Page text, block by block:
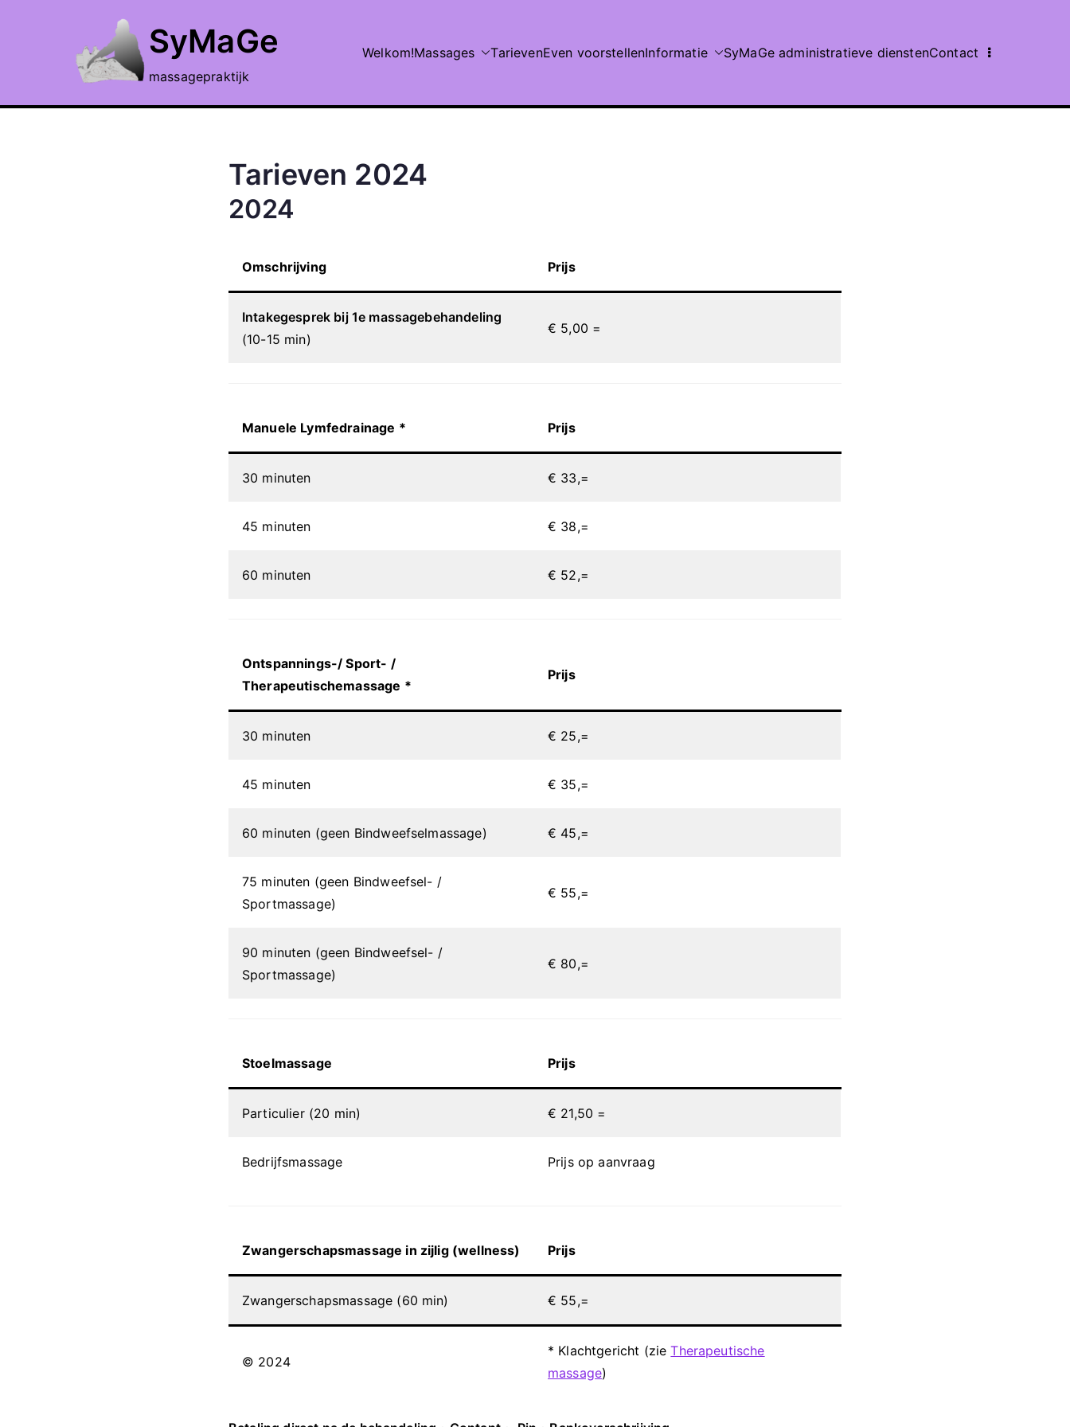
SyMaGe
massagepraktijk
Welkom!Massages TarievenEven voorstellenInformatie SyMaGe administratieve dienstenContact
Tarieven 2024
2024
Omschrijving Prijs
Intakegesprek bij 1e massagebehandeling
(10-15 min)
€ 5,00 =
Manuele Lymfedrainage * Prijs
30 minuten € 33,=
45 minuten € 38,=
60 minuten € 52,=
Ontspannings-/ Sport- /
Therapeutischemassage *
Prijs
30 minuten € 25,=
45 minuten € 35,=
60 minuten (geen Bindweefselmassage) € 45,=
75 minuten (geen Bindweefsel- /
Sportmassage)
€ 55,=
90 minuten (geen Bindweefsel- /
Sportmassage)
€ 80,=
Stoelmassage Prijs
Particulier (20 min) € 21,50 =
Bedrijfsmassage Prijs op aanvraag
Zwangerschapsmassage in zijlig (wellness) Prijs
Zwangerschapsmassage (60 min) € 55,=
© 2024
* Klachtgericht (zieTherapeutische
massage)